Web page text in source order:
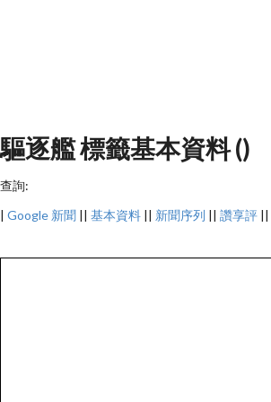
驅逐艦 標籤基本資料 ()
查詢:
| Google 新聞 || 基本資料 || 新聞序列 || 讚享評 ||